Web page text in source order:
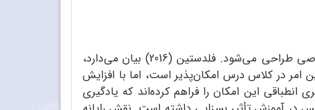
در یادگیری شخصی‌سازی‌شده، رویکردهای آموزشی با درنظرگرفتن نیازهای یادگیری تک‌تک فراگیرندگان، به‌صورت اختصاصی طراحی می‌شود. فلدستین (2016) بیان می‌دارد،
در کلاس درس امکان‌پذیر است، اما با افزایش
این امکان را فراهم کرده‌اند که یادگیری